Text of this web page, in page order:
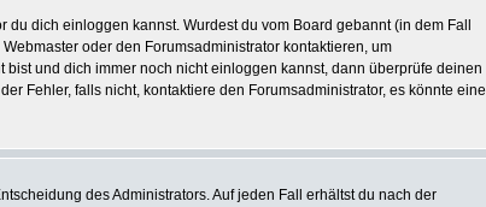
dich einloggen kannst. Wurdest du vom Board gebannt (in dem Fall
oder den Forumsadministrator kontaktieren, um
und dich immer noch nicht einloggen kannst, dann überprüfe deinen
Fehler, falls nicht, kontaktiere den Forumsadministrator, es könnte eine
des Administrators. Auf jeden Fall erhältst du nach der